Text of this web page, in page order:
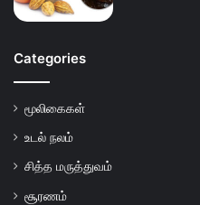
Categories
மூலிகைகள்
உடல் நலம்
சித்த மருத்துவம்
சூரணம்